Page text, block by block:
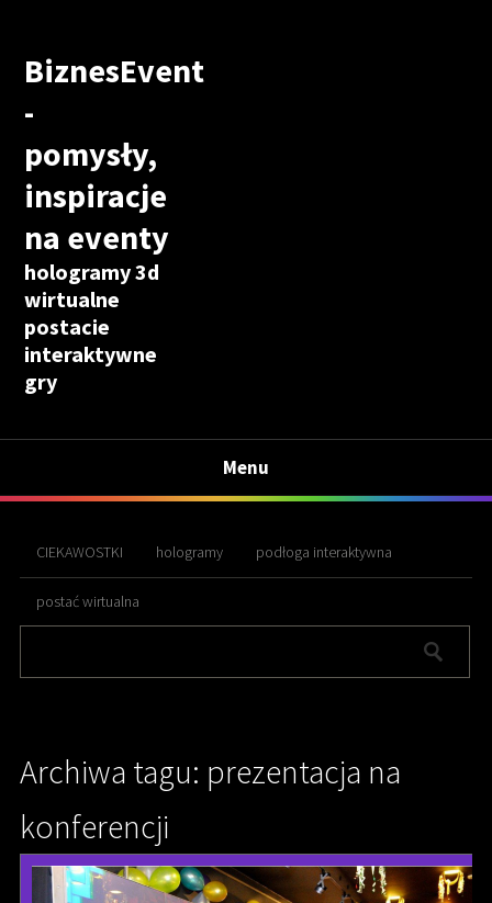
BiznesEvent
-
pomysły,
inspiracje
na eventy
hologramy 3d
wirtualne
postacie
interaktywne
gry
Menu
CIEKAWOSTKI hologramy podłoga interaktywna
postać wirtualna
Archiwa tagu: prezentacja na
konferencji